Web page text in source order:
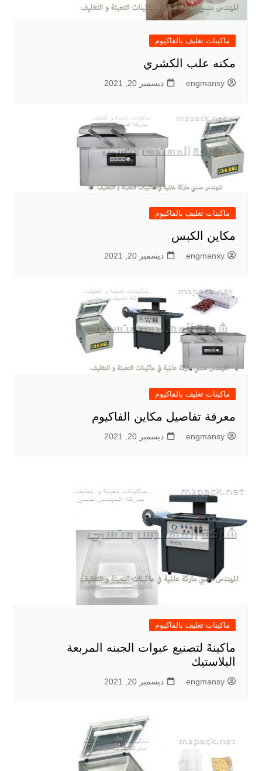
ماكينات تغليف بالفاكيوم
مكنه علب الكشري
engmansy ديسمبر 20, 2021
ماكينات تغليف بالفاكيوم
مكاين الكبس
engmansy ديسمبر 20, 2021
ماكينات تغليف بالفاكيوم
معرفة تفاصيل مكاين الفاكيوم
engmansy ديسمبر 20, 2021
ماكينات تغليف بالفاكيوم
ماكينهً لتصنيع عبوات الجبنه المربعة
البلاستيك
engmansy ديسمبر 20, 2021